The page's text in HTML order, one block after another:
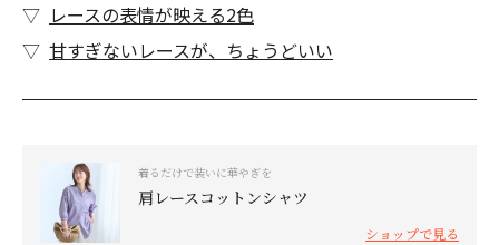
レースの表情が映える2色
甘すぎないレースが、ちょうどいい
着るだけで装いに華やぎを
肩レースコットンシャツ
ショップで見る